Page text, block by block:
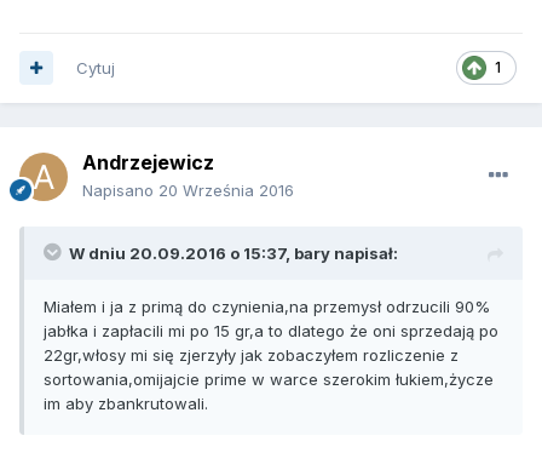
1
Cytuj
Andrzejewicz
Napisano 20 Września 2016
W dniu 20.09.2016 o 15:37, bary napisał:
Miałem i ja z primą do czynienia,na przemysł odrzucili 90%
jabłka i zapłacili mi po 15 gr,a to dlatego że oni sprzedają po
22gr,włosy mi się zjerzyły jak zobaczyłem rozliczenie z
sortowania,omijajcie prime w warce szerokim łukiem,życze
im aby zbankrutowali.